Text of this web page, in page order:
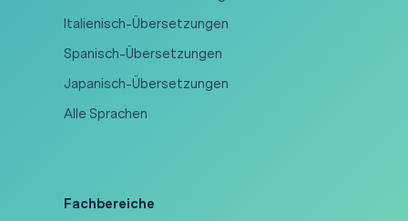
Italienisch-Übersetzungen
Spanisch-Übersetzungen
Japanisch-Übersetzungen
Alle Sprachen
Fachbereiche